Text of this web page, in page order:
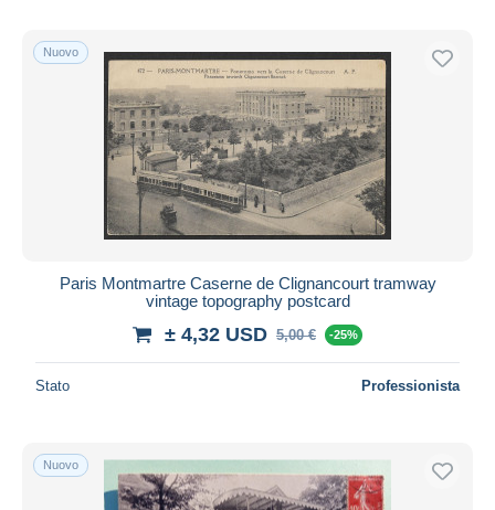
Nuovo
Paris Montmartre Caserne de Clignancourt tramway
vintage topography postcard
± 4,32 USD 5,00 € -25%
Stato Professionista
Nuovo